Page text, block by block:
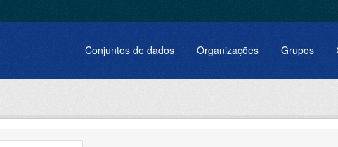
Conjuntos de dados Organizações Grupos